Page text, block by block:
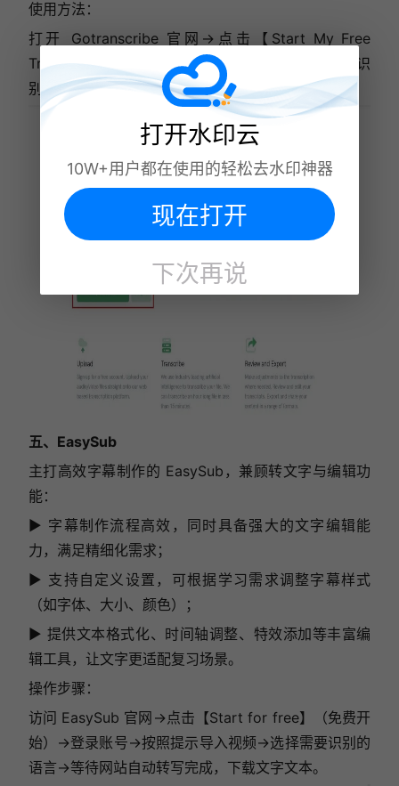
使用方法：
打开 Gotranscribe 官网→点击【Start My Free
Trial】（免费试用）→导入视频素材→工具自动启动识
别→确认文字内容无误后，即可下载或分享文本。
五、EasySub
主打高效字幕制作的 EasySub，兼顾转文字与编辑功
能：
▶ 字幕制作流程高效，同时具备强大的文字编辑能
力，满足精细化需求；
▶ 支持自定义设置，可根据学习需求调整字幕样式
（如字体、大小、颜色）；
▶ 提供文本格式化、时间轴调整、特效添加等丰富编
辑工具，让文字更适配复习场景。
操作步骤：
访问 EasySub 官网→点击【Start for free】（免费开
始）→登录账号→按照提示导入视频→选择需要识别的
语言→等待网站自动转写完成，下载文字文本。
打开水印云
10W+用户都在使用的轻松去水印神器
现在打开
下次再说